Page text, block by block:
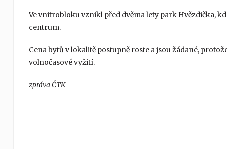
Ve vnitrobloku vznikl před dvěma lety park Hvězdička,
centrum.
Cena bytů v lokalitě postupně roste a jsou žádané,
volnočasové vyžití.
zpráva ČTK